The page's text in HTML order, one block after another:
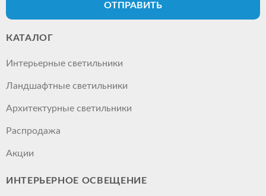
ОТПРАВИТЬ
КАТАЛОГ
Интерьерные светильники
Ландшафтные светильники
Архитектурные светильники
Распродажа
Акции
ИНТЕРЬЕРНОЕ ОСВЕЩЕНИЕ